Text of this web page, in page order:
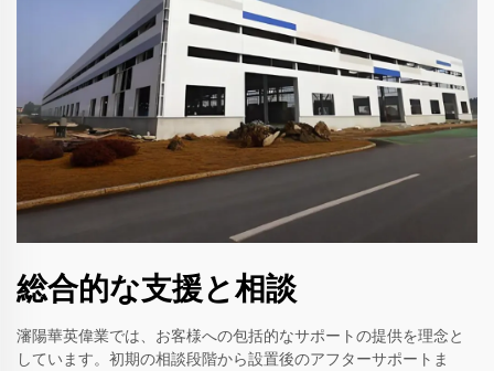
総合的な支援と相談
瀋陽華英偉業では、お客様への包括的なサポートの提供を理念と
しています。初期の相談段階から設置後のアフターサポートま